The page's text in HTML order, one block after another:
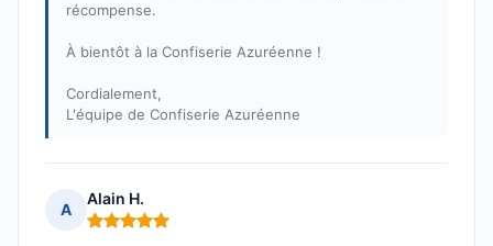
récompense.
À bientôt à la Confiserie Azuréenne !
Cordialement,
L'équipe de Confiserie Azuréenne
A
Alain H.
Note : 5 sur 5